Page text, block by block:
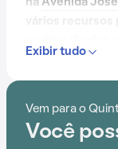
na Avenida
Contando com
salão de jogos
Residence é
Exibir tudo
Vem para o
Você